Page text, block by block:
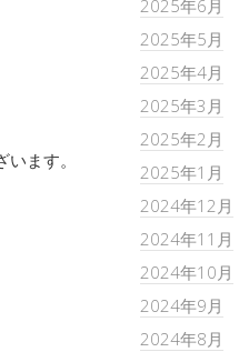
ます。
2025年6月
2025年5月
2025年4月
2025年3月
2025年2月
2025年1月
2024年12月
2024年11月
2024年10月
2024年9月
2024年8月